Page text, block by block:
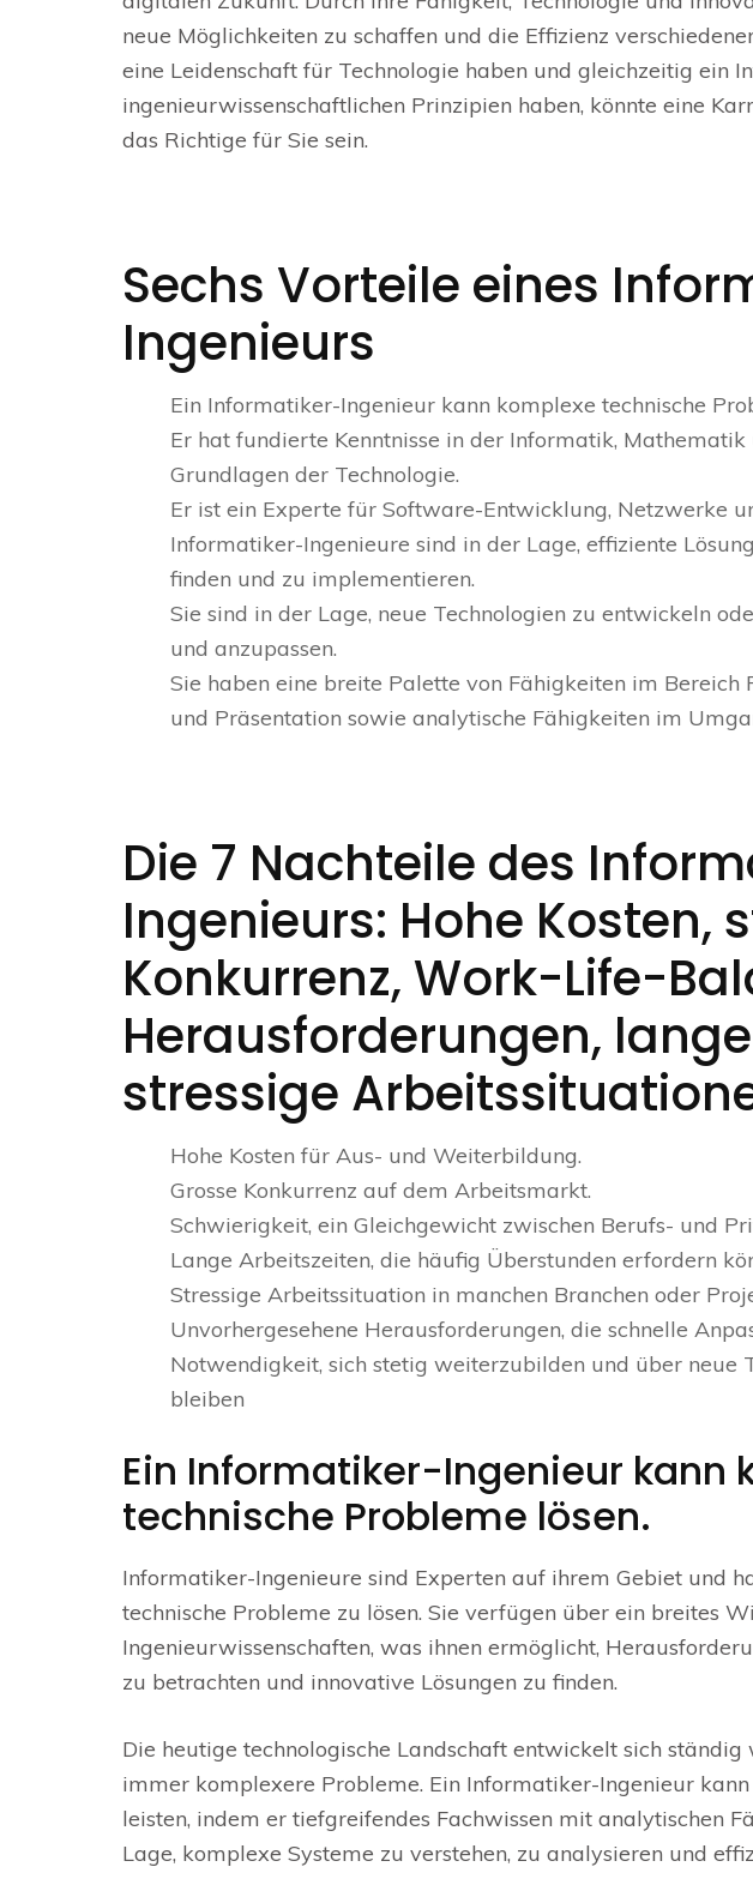
neue Möglichkeiten zu schaffen und die Effizienz
eine Leidenschaft für Technologie haben und gleichzeitig ein
ingenieurwissenschaftlichen Prinzipien haben, könnte eine
das Richtige für Sie sein.
Sechs Vorteile eines
Ingenieurs
Ein Informatiker-Ingenieur kann komplexe technische
Er hat fundierte Kenntnisse in der Informatik,
Grundlagen der Technologie.
Er ist ein Experte für Software-Entwicklung, Netzwerke
Informatiker-Ingenieure sind in der Lage, effiziente
finden und zu implementieren.
Sie sind in der Lage, neue Technologien zu entwickeln
und anzupassen.
Sie haben eine breite Palette von Fähigkeiten im
und Präsentation sowie analytische Fähigkeiten im
Die 7 Nachteile des
Ingenieurs: Hohe Kosten,
Konkurrenz, Work-Life-
Herausforderungen,
stressige
Hohe Kosten für Aus- und Weiterbildung.
Grosse Konkurrenz auf dem Arbeitsmarkt.
Schwierigkeit, ein Gleichgewicht zwischen Berufs- und
Lange Arbeitszeiten, die häufig Überstunden erfordern
Stressige Arbeitssituation in manchen Branchen oder
Unvorhergesehene Herausforderungen, die schnelle
Notwendigkeit, sich stetig weiterzubilden und über neue
bleiben
Ein Informatiker-Ingenieur kann
technische Probleme lösen.
Informatiker-Ingenieure sind Experten auf ihrem Gebiet und
technische Probleme zu lösen. Sie verfügen über ein breites
Ingenieurwissenschaften, was ihnen ermöglicht,
zu betrachten und innovative Lösungen zu finden.
Die heutige technologische Landschaft entwickelt sich
immer komplexere Probleme. Ein Informatiker-Ingenieur
leisten, indem er tiefgreifendes Fachwissen mit analytischen
Lage, komplexe Systeme zu verstehen, zu analysieren und